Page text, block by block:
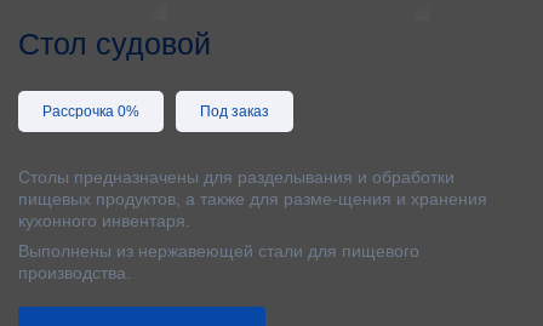
Стол судовой
Рассрочка 0% Под заказ
Столы предназначены для разделывания и обработки
пищевых продуктов, а также для разме-щения и хранения
кухонного инвентаря.
Выполнены из нержавеющей стали для пищевого
производства.